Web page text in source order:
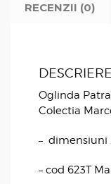
RECENZII (0)
DESCRIERE
Oglinda
Colectia
– dimensiuni
– cod 623T